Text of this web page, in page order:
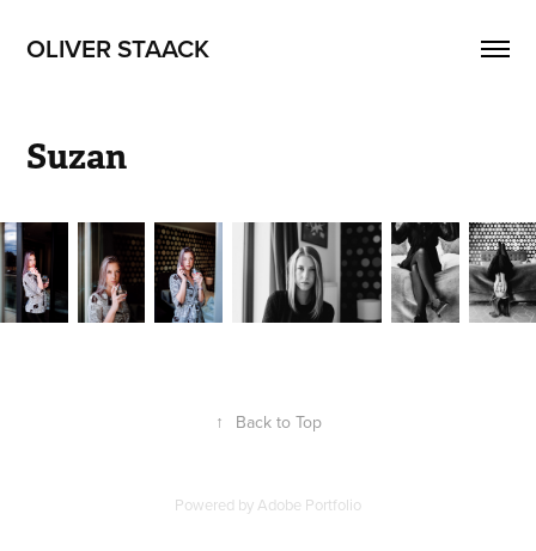
OLIVER STAACK
Suzan
↑ Back to Top
Powered byAdobe Portfolio